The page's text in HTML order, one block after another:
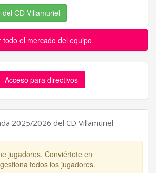
CD Villamuriel
todo el mercado del equipo
Acceso para directivos
2025/2026 del CD Villamuriel
jugadores. Conviértete en
todos los jugadores.